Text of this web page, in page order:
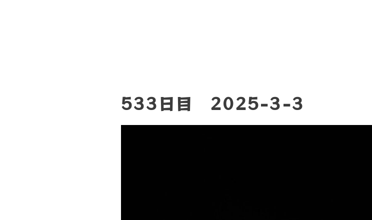
533日目 2025-3-3